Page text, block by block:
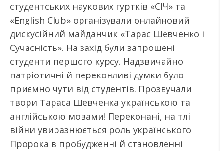
студентських наукових гуртків «СІЧ» та
«English Club» організували онлайновий
дискусійний майданчик «Тарас Шевченко і
Сучасність». На захід були запрошені
студенти першого курсу. Надзвичайно
патріотичні й переконливі думки було
приємно чути від студентів. Прозвучали
твори Тараса Шевченка українською та
англійською мовами! Переконані, на тлі
війни увиразнюється роль українського
Пророка в пробудженні й становленні